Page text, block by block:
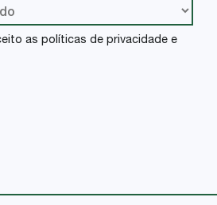
as políticas de privacidade e